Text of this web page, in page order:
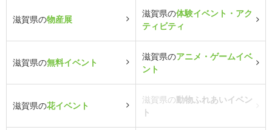
滋賀県の物産展
滋賀県の体験イベント・アク
ティビティ
滋賀県の無料イベント
滋賀県のアニメ・ゲームイベ
ント
滋賀県の花イベント
滋賀県の動物ふれあいイベン
ト